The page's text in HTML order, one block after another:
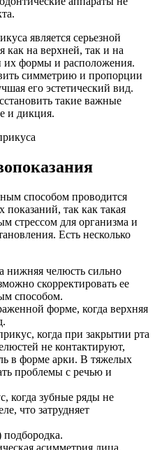
является серьезной
как на верхней, так и на
их формы и расположения.
симметрию и пропорции
его эстетический вид.
такие важные
и дикция.
способом проводится
показаний, так как такая
стрессом для организма и
Есть несколько
нижняя челюсть сильно
скорректировать ее
способом.
форме, когда верхняя
когда при закрытии рта
не контактируют,
в форме арки. В тяжелых
проблемы с речью и
когда зубные ряды не
что затрудняет
подбородка.
асимметрия лица.